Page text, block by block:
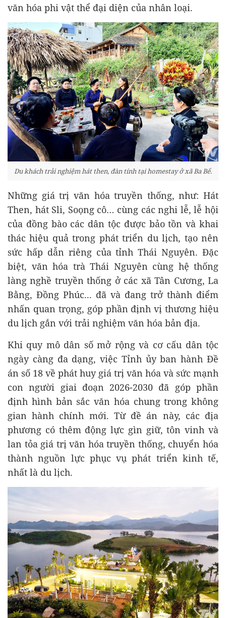
văn hóa phi vật thể đại diện của nhân loại.
Du khách trải nghiệm hát then, đàn tính tại homestay ở xã Ba Bể.
Những giá trị văn hóa truyền thống, như: Hát
Then, hát Sli, Soọng cô… cùng các nghi lễ, lễ hội
của đồng bào các dân tộc được bảo tồn và khai
thác hiệu quả trong phát triển du lịch, tạo nên
sức hấp dẫn riêng của tỉnh Thái Nguyên. Đặc
biệt, văn hóa trà Thái Nguyên cùng hệ thống
làng nghề truyền thống ở các xã Tân Cương, La
Bằng, Đồng Phúc... đã và đang trở thành điểm
nhấn quan trọng, góp phần định vị thương hiệu
du lịch gắn với trải nghiệm văn hóa bản địa.
Khi quy mô dân số mở rộng và cơ cấu dân tộc
ngày càng đa dạng, việc Tỉnh ủy ban hành Đề
án số 18 về phát huy giá trị văn hóa và sức mạnh
con người giai đoạn 2026-2030 đã góp phần
định hình bản sắc văn hóa chung trong không
gian hành chính mới. Từ đề án này, các địa
phương có thêm động lực gìn giữ, tôn vinh và
lan tỏa giá trị văn hóa truyền thống, chuyển hóa
thành nguồn lực phục vụ phát triển kinh tế,
nhất là du lịch.